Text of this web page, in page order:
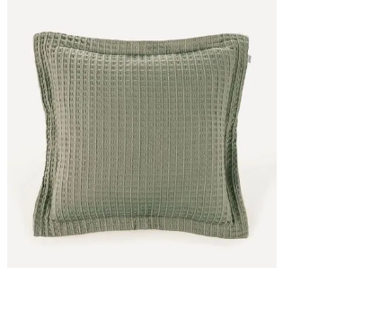
Ver mais 15